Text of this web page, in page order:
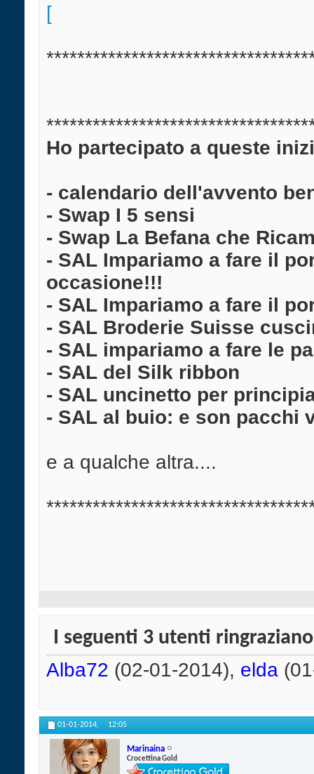
[
Ho partecipato a queste
- calendario dell'avvento
- Swap I 5 sensi
- Swap La Befana che
- SAL Impariamo a fare il
occasione!!!
- SAL Impariamo a fare il
- SAL Broderie Suisse
- SAL impariamo a fare le
- SAL del Silk ribbon
- SAL uncinetto per
- SAL al buio: e son pacchi
e a qualche altra....
I seguenti 3 utenti
Alba72 (02-01-2014), elda
01-01-2014, 12:05
Marinaina
Crocettina Gold